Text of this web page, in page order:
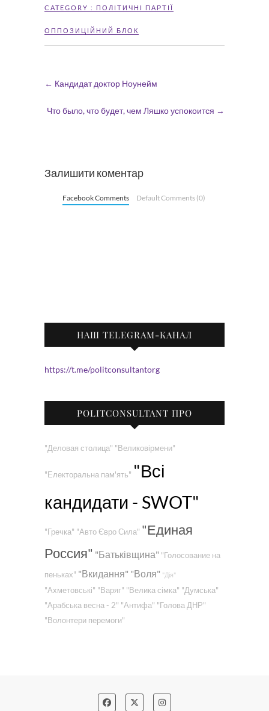
CATEGORY : ПОЛІТИЧНІ ПАРТІЇ
ОППОЗИЦІЙНИЙ БЛОК
← Кандидат доктор Ноунейм
Что было, что будет, чем Ляшко успокоится →
Залишити коментар
Facebook Comments Default Comments (0)
НАШ TELEGRAM-КАНАЛ
https://t.me/politconsultantorg
POLITCONSULTANT ПРО
"Деловая столица" "Великовірмени"
"Електоральна пам'ять" "Всі
кандидати - SWOT"
"Гречка" "Авто Євро Сила" "Единая
Россия" "Батьківщина" "Голосование на
пеньках" "Вкидання" "Воля" "Дія"
"Ахметовські" "Варяг" "Велика сімка" "Думська"
"Арабська весна - 2" "Антифа" "Голова ДНР"
"Волонтери перемоги"